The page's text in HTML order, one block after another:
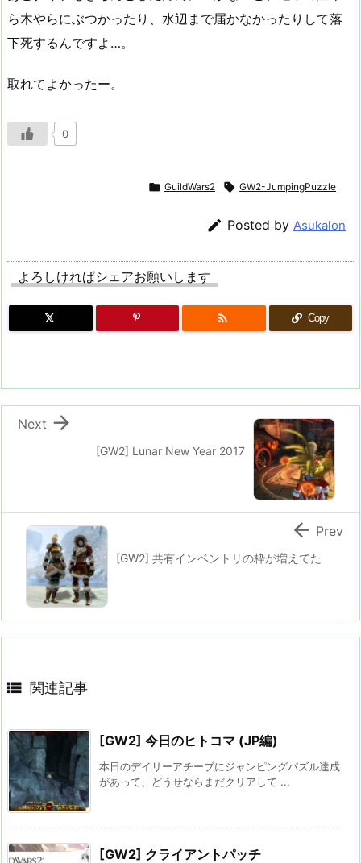
ら木やらにぶつかったり、水辺まで届かなかったりして落
下死するんですよ…。
取れてよかったー。
0
 GuildWars2  GW2-JumpingPuzzle
 Posted by Asukalon
よろしければシェアお願いします
 Copy
[GW2] Lunar New Year 2017

Next
[GW2] 共有インベントリの枠が増えてた
 Prev
 関連記事
[GW2] 今日のヒトコマ (JP編)
本日のデイリーアチーブにジャンピングパズル達成
があって、どうせならまだクリアして ...
[GW2] クライアントパッチ